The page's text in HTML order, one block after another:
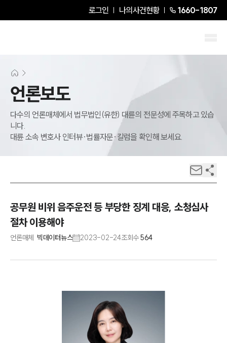
로그인 나의사건현황 1660-1807
언론보도
다수의 언론매체에서 법무법인(유한) 대륜의 전문성에 주목하고 있습
니다.
대륜 소속 변호사 인터뷰·법률자문·칼럼을 확인해 보세요.
공무원 비위 음주운전 등 부당한 징계 대응, 소청심사
절차 이용해야
언론매체 빅데이터뉴스 2023-02-24조회수564